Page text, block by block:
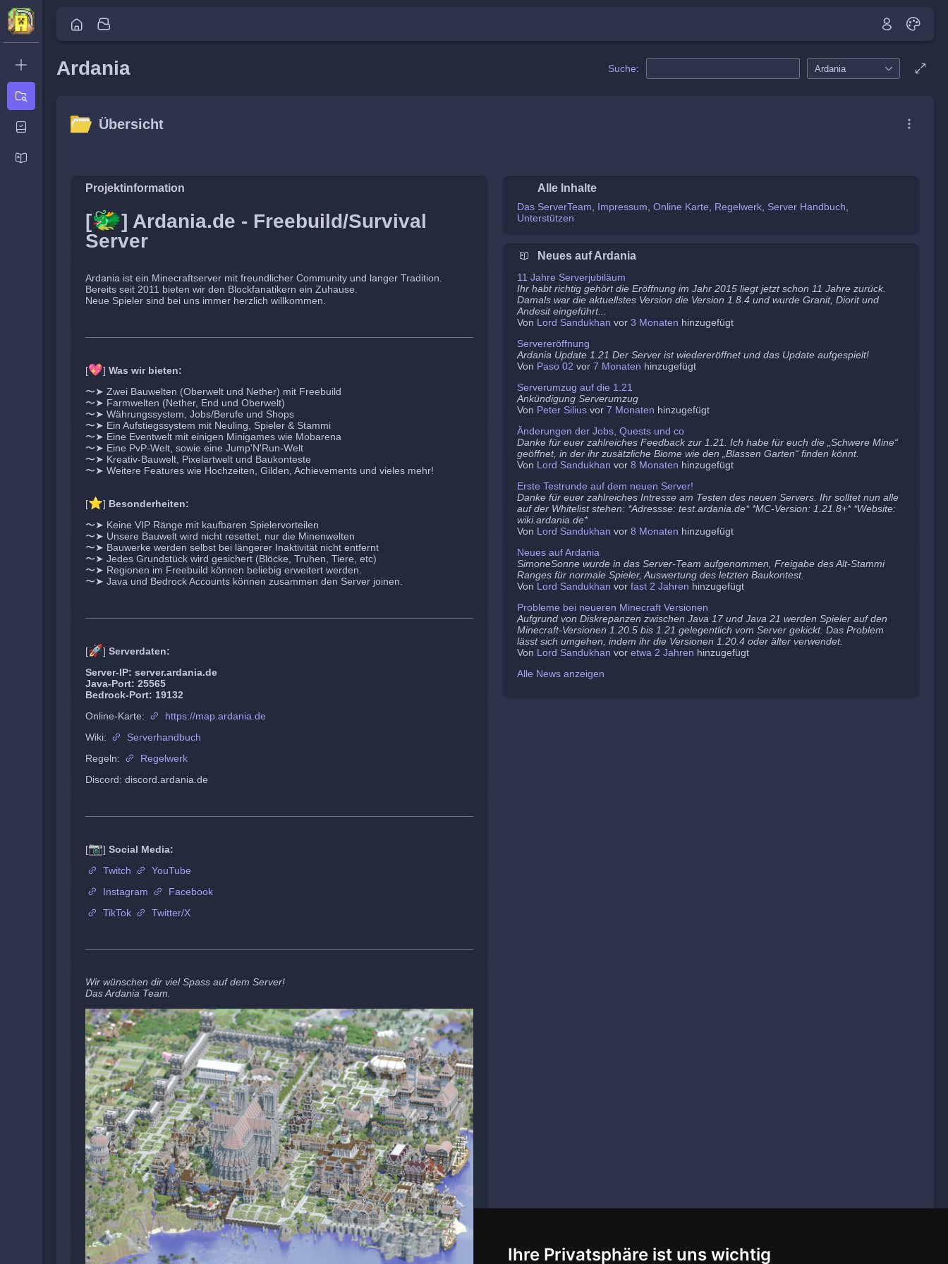
Ihre Privatsphäre ist uns wichtig
Suche: Ardania
Ardania
Übersicht
Projektinformation
[🐲] Ardania.de - Freebuild/Survival
Server
Ardania ist ein Minecraftserver mit freundlicher Community und langer Tradition.
Bereits seit 2011 bieten wir den Blockfanatikern ein Zuhause.
Neue Spieler sind bei uns immer herzlich willkommen.
[💖] Was wir bieten:
〜➤ Zwei Bauwelten (Oberwelt und Nether) mit Freebuild
〜➤ Farmwelten (Nether, End und Oberwelt)
〜➤ Währungssystem, Jobs/Berufe und Shops
〜➤ Ein Aufstiegssystem mit Neuling, Spieler & Stammi
〜➤ Eine Eventwelt mit einigen Minigames wie Mobarena
〜➤ Eine PvP-Welt, sowie eine Jump'N'Run-Welt
〜➤ Kreativ-Bauwelt, Pixelartwelt und Baukonteste
〜➤ Weitere Features wie Hochzeiten, Gilden, Achievements und vieles mehr!
[⭐] Besonderheiten:
〜➤ Keine VIP Ränge mit kaufbaren Spielervorteilen
〜➤ Unsere Bauwelt wird nicht resettet, nur die Minenwelten
〜➤ Bauwerke werden selbst bei längerer Inaktivität nicht entfernt
〜➤ Jedes Grundstück wird gesichert (Blöcke, Truhen, Tiere, etc)
〜➤ Regionen im Freebuild können beliebig erweitert werden.
〜➤ Java und Bedrock Accounts können zusammen den Server joinen.
[🚀] Serverdaten:
Server-IP: server.ardania.de
Java-Port: 25565
Bedrock-Port: 19132
Online-Karte:
https://map.ardania.de
Wiki:
Serverhandbuch
Regeln:
Regelwerk
Discord: discord.ardania.de
[📷] Social Media:
Twitch
YouTube
Instagram
Facebook
TikTok
Twitter/X
Wir wünschen dir viel Spass auf dem Server!
Das Ardania Team.
Alle Inhalte
Das ServerTeam Impressum Online Karte Regelwerk Server Handbuch
Unterstützen
Neues auf Ardania
11 Jahre Serverjubiläum
Ihr habt richtig gehört die Eröffnung im Jahr 2015 liegt jetzt schon 11 Jahre zurück.
Damals war die aktuellstes Version die Version 1.8.4 und wurde Granit, Diorit und
Andesit eingeführt...
Von Lord Sandukhan vor 3 Monaten hinzugefügt
Servereröffnung
Ardania Update 1.21 Der Server ist wiedereröffnet und das Update aufgespielt!
Von Paso 02 vor 7 Monaten hinzugefügt
Serverumzug auf die 1.21
Ankündigung Serverumzug
Von Peter Silius vor 7 Monaten hinzugefügt
Änderungen der Jobs, Quests und co
Danke für euer zahlreiches Feedback zur 1.21. Ich habe für euch die „Schwere Mine“
geöffnet, in der ihr zusätzliche Biome wie den „Blassen Garten“ finden könnt.
Von Lord Sandukhan vor 8 Monaten hinzugefügt
Erste Testrunde auf dem neuen Server!
Danke für euer zahlreiches Intresse am Testen des neuen Servers. Ihr solltet nun alle
auf der Whitelist stehen: *Adressse: test.ardania.de* *MC-Version: 1.21.8+* *Website:
wiki.ardania.de*
Von Lord Sandukhan vor 8 Monaten hinzugefügt
Neues auf Ardania
SimoneSonne wurde in das Server-Team aufgenommen, Freigabe des Alt-Stammi
Ranges für normale Spieler, Auswertung des letzten Baukontest.
Von Lord Sandukhan vor fast 2 Jahren hinzugefügt
Probleme bei neueren Minecraft Versionen
Aufgrund von Diskrepanzen zwischen Java 17 und Java 21 werden Spieler auf den
Minecraft-Versionen 1.20.5 bis 1.21 gelegentlich vom Server gekickt. Das Problem
lässt sich umgehen, indem ihr die Versionen 1.20.4 oder älter verwendet.
Von Lord Sandukhan vor etwa 2 Jahren hinzugefügt
Alle News anzeigen
Neues